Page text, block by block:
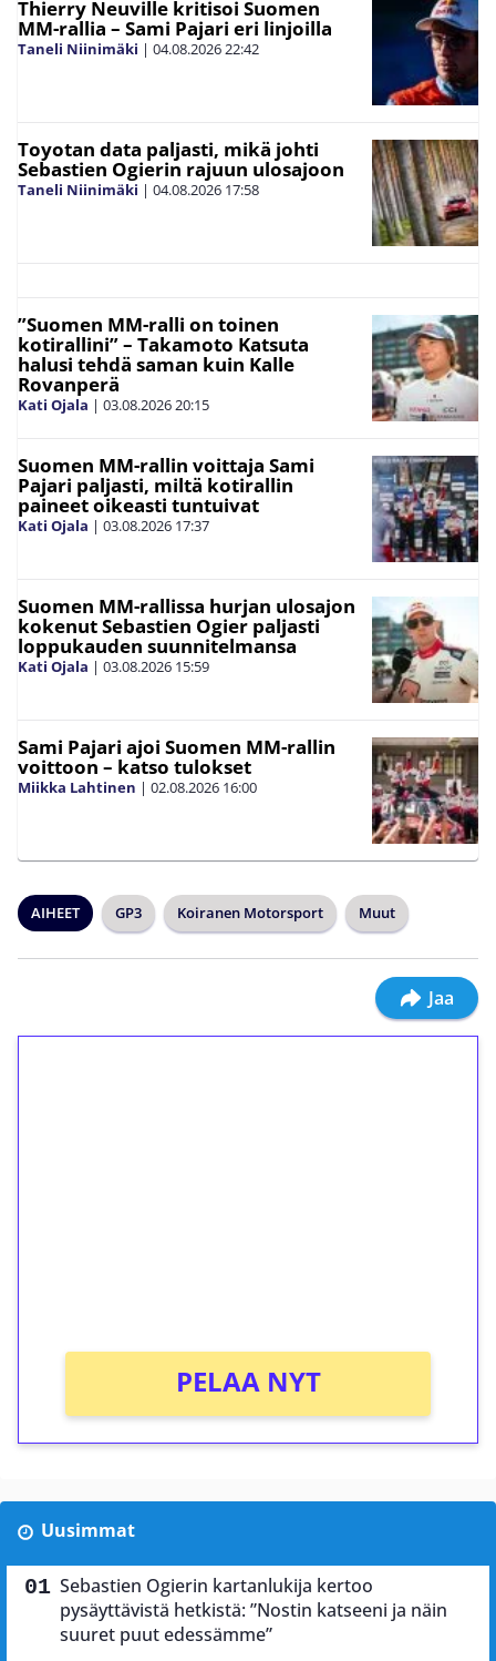
Thierry Neuville kritisoi Suomen
MM-rallia – Sami Pajari eri linjoilla
Taneli Niinimäki | 04.08.202622:42
Toyotan data paljasti, mikä johti
Sebastien Ogierin rajuun ulosajoon
Taneli Niinimäki | 04.08.2026 17:58
”Suomen MM-ralli on toinen
kotirallini” – Takamoto Katsuta
halusi tehdä saman kuin Kalle
Rovanperä
Kati Ojala | 03.08.202620:15
Suomen MM-rallin voittaja Sami
Pajari paljasti, miltä kotirallin
paineet oikeasti tuntuivat
Kati Ojala | 03.08.2026 17:37
Suomen MM-rallissa hurjan ulosajon
kokenut Sebastien Ogier paljasti
loppukauden suunnitelmansa
Kati Ojala | 03.08.2026 15:59
Sami Pajari ajoi Suomen MM-rallin
voittoon – katso tulokset
Miikka Lahtinen | 02.08.2026 16:00
AIHEET GP3 Koiranen Motorsport Muut
Jaa
PELAA NYT
Uusimmat
Sebastien Ogierin kartanlukija kertoo
pysäyttävistä hetkistä: ”Nostin katseeni ja näin
suuret puut edessämme”